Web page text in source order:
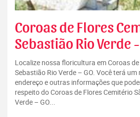
Coroas de Flores
Sebastião Rio Verde -
Localize nossa floricultura em Coroas
Sebastião Rio Verde – GO. Você terá
endereço e outras informações que
respeito do Coroas de Flores Cemitério
Verde – GO...